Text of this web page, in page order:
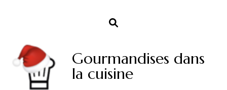
Gourmandises dans
la cuisine